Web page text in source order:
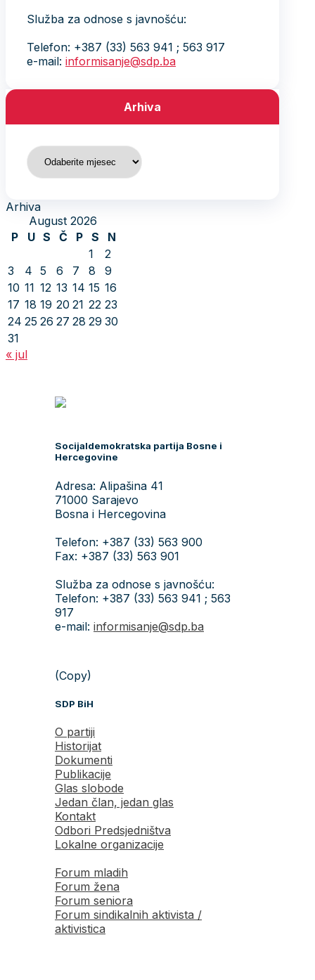
Služba za odnose s javnošću:
Telefon: +387 (33) 563 941 ; 563 917
e-mail: informisanje@sdp.ba
Arhiva
Arhiva
Arhiva
August 2026
P
U S Č P S
N
1
2
3
4 5 6 7 8
9
10 11 12 13 14 15 16
17 18 19 20 21 22 23
24 25 26 27 28 29 30
31
« jul
Socijaldemokratska partija Bosne i
Hercegovine
Adresa: Alipašina 41
71000 Sarajevo
Bosna i Hercegovina
Telefon: +387 (33) 563 900
Fax: +387 (33) 563 901
Služba za odnose s javnošću:
Telefon: +387 (33) 563 941 ; 563
917
e-mail: informisanje@sdp.ba
(Copy)
SDP BiH
O partiji
Historijat
Dokumenti
Publikacije
Glas slobode
Jedan član, jedan glas
Kontakt
Odbori Predsjedništva
Lokalne organizacije
Forum mladih
Forum žena
Forum seniora
Forum sindikalnih aktivista /
aktivistica